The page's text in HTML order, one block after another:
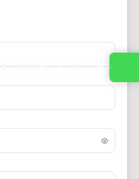
Contacta con nosotros